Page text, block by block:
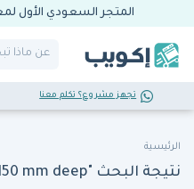
المتجر السعودي الأول
تجهز مشروع؟ تكلم معنا
الرئيسية
نتيجة البحث "gn pan container 1 3 150 mm deep"